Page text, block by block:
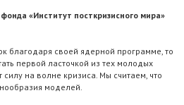
«Институт посткризисного мира»
благодаря своей ядерной программе, то
первой ласточкой из тех молодых
на волне кризиса. Мы считаем, что
моделей.